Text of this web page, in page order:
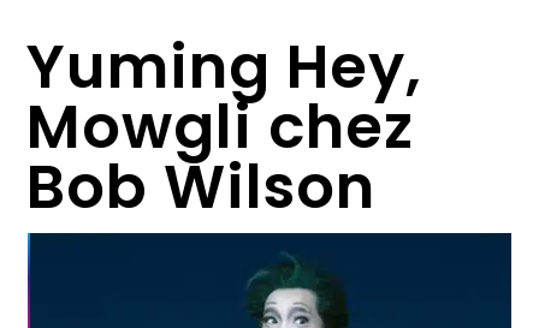
Yuming Hey,
Mowgli chez
Bob Wilson